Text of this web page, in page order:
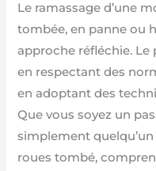
Le ramassage d’une
tombée, en panne ou
approche réfléchie.
en respectant des
en adoptant des
Que vous soyez un
simplement
roues tombé,